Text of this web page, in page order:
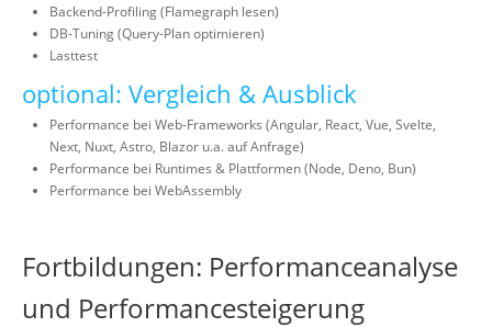
Backend-Profiling (Flamegraph lesen)
DB-Tuning (Query-Plan optimieren)
Lasttest
optional: Vergleich & Ausblick
Performance bei Web-Frameworks (Angular, React, Vue, Svelte,
Next, Nuxt, Astro, Blazor u.a. auf Anfrage)
Performance bei Runtimes & Plattformen (Node, Deno, Bun)
Performance bei WebAssembly
Fortbildungen: Performanceanalyse
und Performancesteigerung